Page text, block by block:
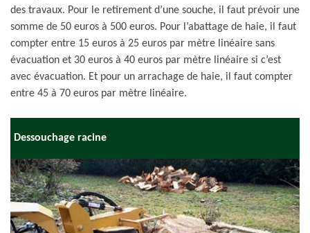
des travaux. Pour le retirement d’une souche, il faut prévoir une
somme de 50 euros à 500 euros. Pour l’abattage de haie, il faut
compter entre 15 euros à 25 euros par mètre linéaire sans
évacuation et 30 euros à 40 euros par mètre linéaire si c’est
avec évacuation. Et pour un arrachage de haie, il faut compter
entre 45 à 70 euros par mètre linéaire.
Dessouchage racine